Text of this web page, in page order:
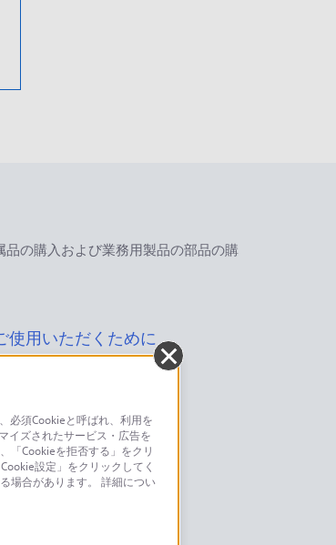
の購入および業務用製品の部品の購
使用いただくために
せ
必須Cookieと呼ばれ、利用を
イズされたサービス・広告を
「Cookieを拒否する」をクリ
設定」をクリックしてく
場合があります。 詳細につい